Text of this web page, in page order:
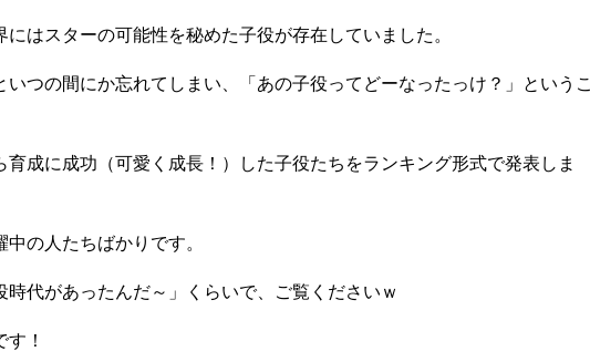
はスターの可能性を秘めた子役が存在していました。
いつの間にか忘れてしまい、「あの子役ってどーなったっけ？」というこ
育成に成功（可愛く成長！）した子役たちをランキング形式で発表しま
の人たちばかりです。
時代があったんだ～」くらいで、ご覧くださいｗ
！